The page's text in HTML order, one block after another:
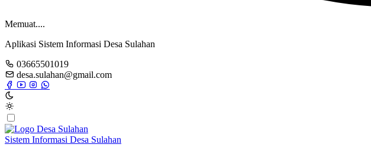
Memuat....
Aplikasi Sistem Informasi Desa Sulahan
03665501019
desa.sulahan@gmail.com
Sistem Informasi Desa Sulahan